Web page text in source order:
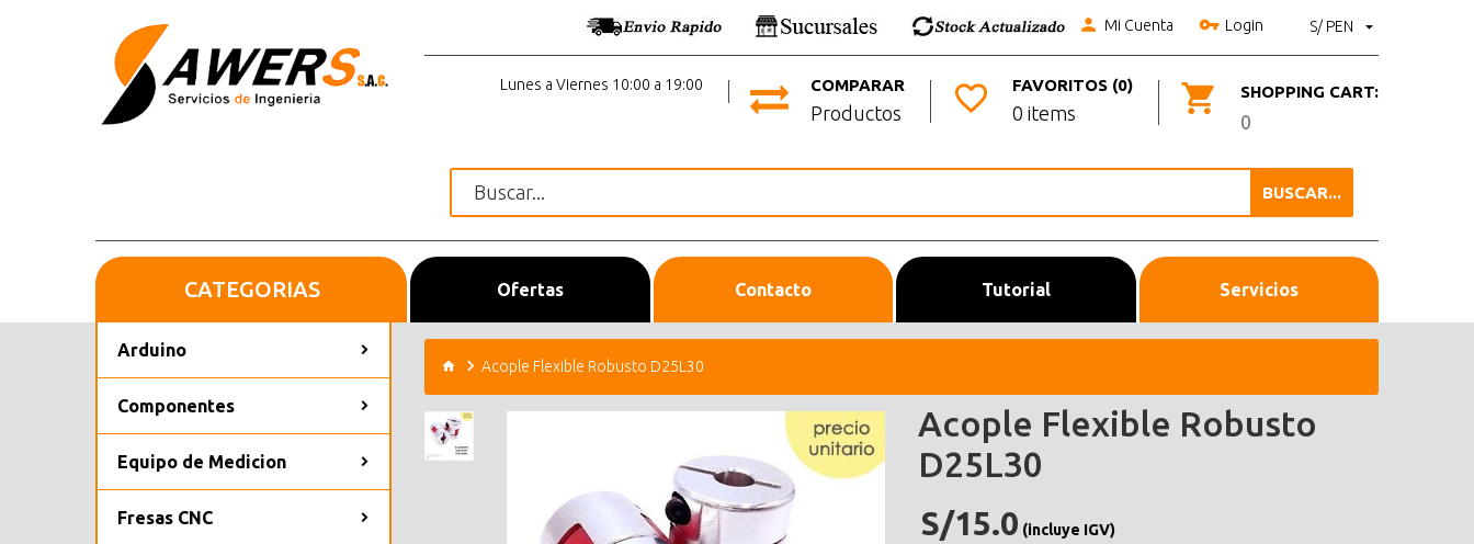
S/ PEN
Mi Cuenta Login
SHOPPING CART:
0
FAVORITOS (0)
0 items
COMPARAR
Productos
Lunes a Viernes 10:00 a 19:00
BUSCAR...
Inicio Ofertas Contacto Tutorial Servicios
CATEGORIAS
Arduino
Componentes
Equipo de Medicion
Fresas CNC
Acople Flexible Robusto D25L30
Acople Flexible Robusto
D25L30
S/15.0 (incluye IGV)